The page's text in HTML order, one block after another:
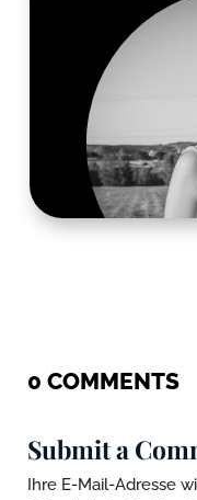
0 COMMENTS
Submit a
Ihre E-Mail-Adresse